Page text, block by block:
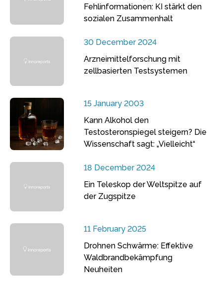
Fehlinformationen: KI stärkt den
sozialen Zusammenhalt
30 December 2024
Arzneimittelforschung mit
zellbasierten Testsystemen
15 January 2003
Kann Alkohol den
Testosteronspiegel steigern? Die
Wissenschaft sagt: „Vielleicht“
18 December 2024
Ein Teleskop der Weltspitze auf
der Zugspitze
11 February 2025
Drohnen Schwärme: Effektive
Waldbrandbekämpfung
Neuheiten